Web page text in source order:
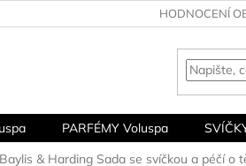
HODNOCENÍ
PARFÉMY Voluspa
Baylis & Harding Sada se svíčkou a péčí o